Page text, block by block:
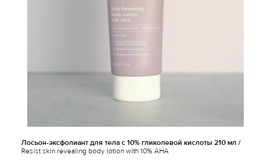
Лосьон-эксфолиант для тела с 10% гликолевой кислоты 210 мл /
Resist skin revealing body lotion with 10% AHA